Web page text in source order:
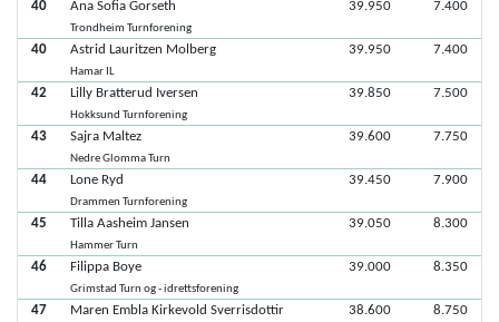
40 Ana Sofia Gorseth
Trondheim Turnforening
39.950 7.400
40 Astrid Lauritzen Molberg
Hamar IL
39.950 7.400
42 Lilly Bratterud Iversen
Hokksund Turnforening
39.850 7.500
43 Sajra Maltez
Nedre Glomma Turn
39.600 7.750
44 Lone Ryd
Drammen Turnforening
39.450 7.900
45 Tilla Aasheim Jansen
Hammer Turn
39.050 8.300
46 Filippa Boye
Grimstad Turn og - idrettsforening
39.000 8.350
47 Maren Embla Kirkevold Sverrisdottir 38.600 8.750